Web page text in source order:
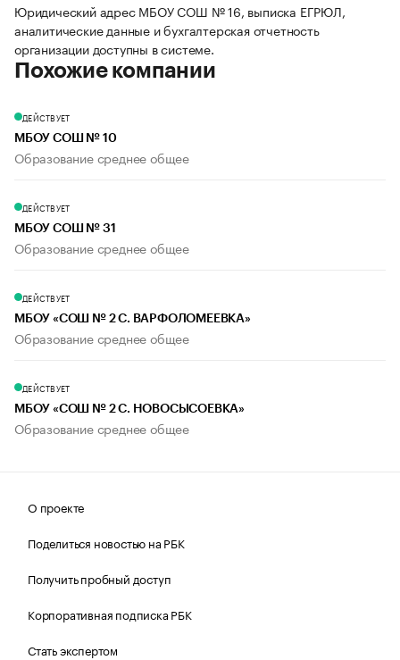
Юридический адрес МБОУ СОШ № 16, выписка ЕГРЮЛ,
аналитические данные и бухгалтерская отчетность
организации доступны в системе.
Похожие компании
ДЕЙСТВУЕТ
МБОУ СОШ № 10
Образование среднее общее
ДЕЙСТВУЕТ
МБОУ СОШ № 31
Образование среднее общее
ДЕЙСТВУЕТ
МБОУ «СОШ № 2 С. ВАРФОЛОМЕЕВКА»
Образование среднее общее
ДЕЙСТВУЕТ
МБОУ «СОШ № 2 С. НОВОСЫСОЕВКА»
Образование среднее общее
О проекте
Поделиться новостью на РБК
Получить пробный доступ
Корпоративная подписка РБК
Стать экспертом